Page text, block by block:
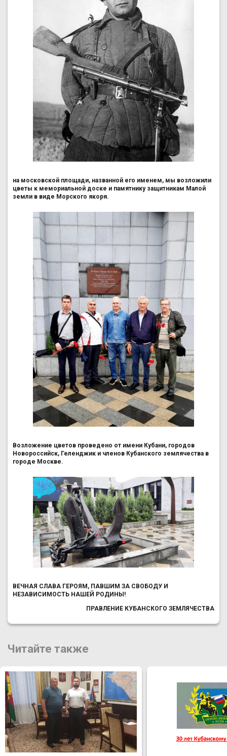
на московской площади, названной его именем, мы возложили
цветы к мемориальной доске и памятнику защитникам Малой
земли в виде Морского якоря.
Возложение цветов проведено от имени Кубани, городов
Новороссийск, Геленджик и членов Кубанского землячества в
городе Москве.
ВЕЧНАЯ СЛАВА ГЕРОЯМ, ПАВШИМ ЗА СВОБОДУ И
НЕЗАВИСИМОСТЬ НАШЕЙ РОДИНЫ!
ПРАВЛЕНИЕ КУБАНСКОГО ЗЕМЛЯЧЕСТВА
Читайте также